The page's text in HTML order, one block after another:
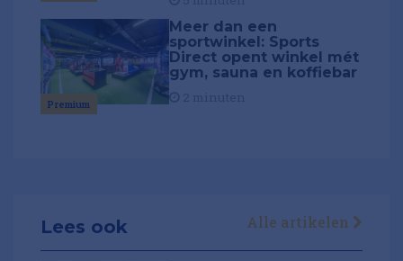
Premium
Meer dan een
sportwinkel: Sports
Direct opent winkel mét
gym, sauna en koffiebar
Lees ook Alle artikelen